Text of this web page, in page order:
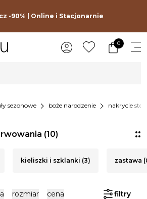
-90% | Online i Stacjonarnie
0
sezonowe chevron_right boże narodzenie chevron_right nakrycie
(10)
kieliszki i szklanki (3) zastawa
rozmiar cena filtry